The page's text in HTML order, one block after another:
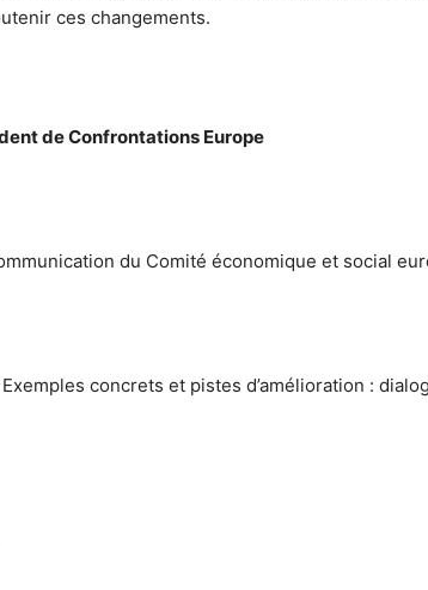
ces changements.
de Confrontations Europe
du Comité économique et social
concrets et pistes d’amélioration :